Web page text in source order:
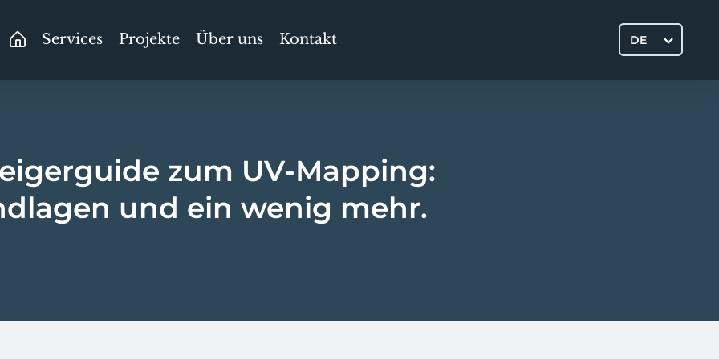
Services Projekte Über uns Kontakt DE
zum UV-Mapping:
und ein wenig mehr.